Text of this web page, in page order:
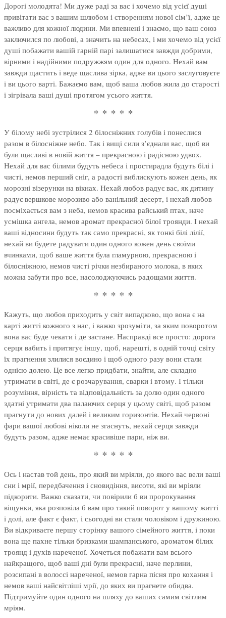
Дорогі молодята! Ми дуже раді за вас і хочемо від усієї душі
привітати вас з вашим шлюбом і створенням нової сім’ї, адже це
важливо для кожної людини. Ми впевнені і знаємо, що ваш союз
заключился по любові, а значить на небесах, і ми хочемо від усієї
душі побажати вашій гарній парі залишатися завжди добрими,
вірними і надійними подружжям один для одного. Нехай вам
завжди щастить і веде щаслива зірка, адже ви цього заслуговуєте
і ви цього варті. Бажаємо вам, щоб ваша любов жила до старості
і зігрівала ваші душі протягом усього життя.
* * * * *
У білому небі зустрілися 2 білосніжних голубів і понеслися
разом в білосніжне небо. Так і вищі сили з’єднали вас, щоб ви
були щасливі в новій життя – прекрасною і радісною удвох.
Нехай для вас білими будуть небеса і простирадла будуть білі і
чисті, немов перший сніг, а радості виблискують кожен день, як
морозні візерунки на вікнах. Нехай любов радує вас, як дитину
радує вершкове морозиво або ванільний десерт, і нехай любов
посміхається вам з неба, немов красива райський птах, наче
усмішка ангела, немов аромат прекрасної білої троянди. І нехай
ваші відносини будуть так само прекрасні, як тонкі білі лілії,
нехай ви будете радувати один одного кожен день своїми
вчинками, щоб ваше життя була гламурною, прекрасною і
білосніжною, немов чисті річки незбираного молока, в яких
можна забути про все, насолоджуючись радощами життя.
* * * * *
Кажуть, що любов приходить у світ випадково, що вона є на
карті житті кожного з нас, і важко зрозуміти, за яким поворотом
вона вас буде чекати і де застане. Насправді все просто: дорога
серця вабить і притягує іншу, щоб, нарешті, в одній точці світу
їх прагнення злилися воєдино і щоб одного разу вони стали
однією долею. Це все легко придбати, знайти, але складно
утримати в світі, де є розчарування, сварки і втому. І тільки
розуміння, вірність та відповідальність за долю один одного
здатні утримати два палаючих серця у цьому світі, щоб разом
прагнути до нових далей і великим горизонтів. Нехай червоні
фари вашої любові ніколи не згаснуть, нехай серця завжди
будуть разом, адже немає красивіше пари, ніж ви.
* * * * *
Ось і настав той день, про який ви мріяли, до якого вас вели ваші
сни і мрії, передбачення і сновидіння, висоти, які ви мріяли
підкорити. Важко сказати, чи повірили б ви пророкування
віщунки, яка розповіла б вам про такий поворот у вашому житті
і долі, але факт є факт, і сьогодні ви стали чоловіком і дружиною.
Ви відкриваєте першу сторінку вашого сімейного життя, і поки
вона ще пахне тільки бризками шампанського, ароматом білих
троянд і духів нареченої. Хочеться побажати вам всього
найкращого, щоб ваші дні були прекрасні, наче перлини,
розсипані в волоссі нареченої, немов гарна пісня про кохання і
немов ваші найсвітліші мрії, до яких ви прагнете обидва.
Підтримуйте один одного на шляху до ваших самим світлим
мріям.